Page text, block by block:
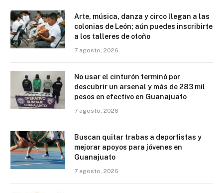
Arte, música, danza y circo llegan a las
colonias de León; aún puedes inscribirte
a los talleres de otoño
7 agosto, 2026
No usar el cinturón terminó por
descubrir un arsenal y más de 283 mil
pesos en efectivo en Guanajuato
7 agosto, 2026
Buscan quitar trabas a deportistas y
mejorar apoyos para jóvenes en
Guanajuato
7 agosto, 2026